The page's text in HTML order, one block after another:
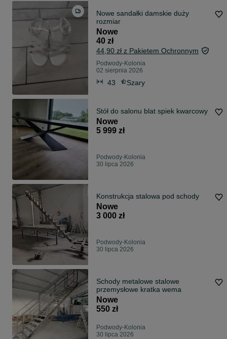
Nowe sandałki damskie duży
rozmiar
Nowe
40 zł
44,90 zł z Pakietem Ochronnym
Podwody-Kolonia
02 sierpnia 2026
43 Szary
Stół do salonu blat spiek kwarcowy
Nowe
5 999 zł
Podwody-Kolonia
30 lipca 2026
Konstrukcja stalowa pod schody
Nowe
3 000 zł
Podwody-Kolonia
30 lipca 2026
Schody metalowe stalowe
przemysłowe kratka wema
Nowe
550 zł
Podwody-Kolonia
30 lipca 2026